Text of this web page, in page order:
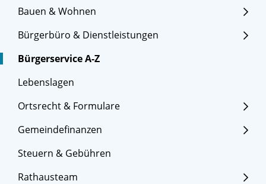
Bauen & Wohnen
Bürgerbüro & Dienstleistungen
Bürgerservice A-Z
Lebenslagen
Ortsrecht & Formulare
Gemeindefinanzen
Steuern & Gebühren
Rathausteam